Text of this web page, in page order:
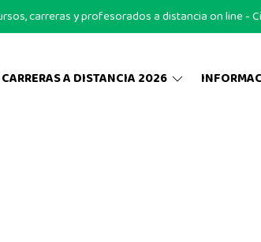
carreras y profesorados a distancia on line -
A DISTANCIA 2026